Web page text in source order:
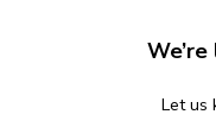
Let us